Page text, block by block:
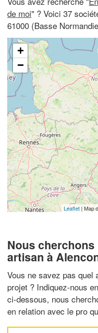
de moi" ? Voici 37
61000 (Basse
+
−
Leaflet | Map
Nous
artisan à
Vous ne savez pas
projet ? Indiquez-nous
ci-dessous, nous
en relation avec le pro